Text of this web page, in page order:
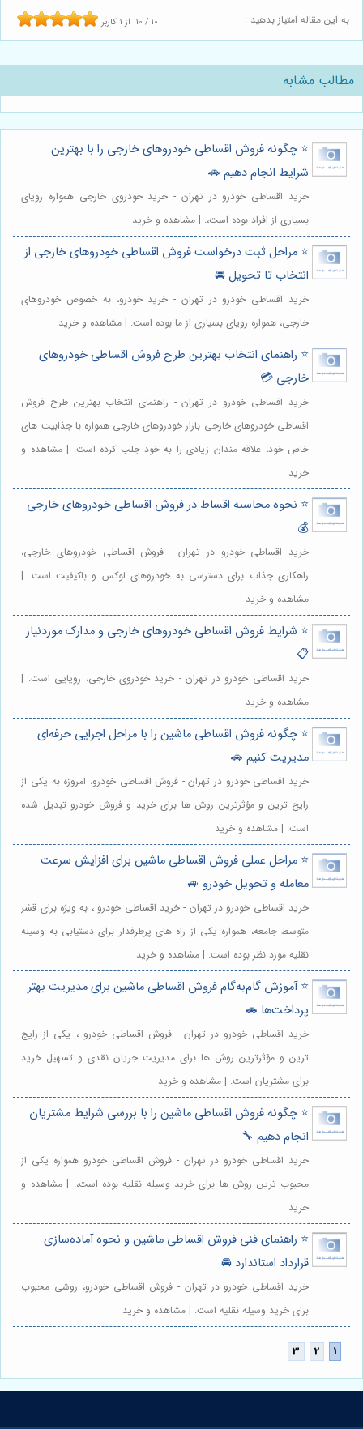
به این مقاله امتیاز بدهید : 10 / 10 از1 کاربر
مطالب مشابه
⭐️ چگونه فروش اقساطی خودروهای خارجی را با بهترین
شرایط انجام دهیم 🚗
خرید اقساطی خودرو در تهران - خرید خودروی خارجی همواره رویای
بسیاری از افراد بوده است،. | مشاهده و خرید
⭐️ مراحل ثبت درخواست فروش اقساطی خودروهای خارجی از
انتخاب تا تحویل 🚘
خرید اقساطی خودرو در تهران - خرید خودرو، به خصوص خودروهای
خارجی، همواره رویای بسیاری از ما بوده است. | مشاهده و خرید
⭐️ راهنمای انتخاب بهترین طرح فروش اقساطی خودروهای
خارجی 💳
خرید اقساطی خودرو در تهران - راهنمای انتخاب بهترین طرح فروش
اقساطی خودروهای خارجی بازار خودروهای خارجی همواره با جذابیت های
خاص خود، علاقه مندان زیادی را به خود جلب کرده است. | مشاهده و
خرید
⭐️ نحوه محاسبه اقساط در فروش اقساطی خودروهای خارجی
💰
خرید اقساطی خودرو در تهران - فروش اقساطی خودروهای خارجی،
راهکاری جذاب برای دسترسی به خودروهای لوکس و باکیفیت است. |
مشاهده و خرید
⭐️ شرایط فروش اقساطی خودروهای خارجی و مدارک موردنیاز
📋
خرید اقساطی خودرو در تهران - خرید خودروی خارجی، رویایی است. |
مشاهده و خرید
⭐️ چگونه فروش اقساطی ماشین را با مراحل اجرایی حرفه‌ای
مدیریت کنیم 🚗
خرید اقساطی خودرو در تهران - فروش اقساطی خودرو، امروزه به یکی از
رایج ترین و مؤثرترین روش ها برای خرید و فروش خودرو تبدیل شده
است. | مشاهده و خرید
⭐️ مراحل عملی فروش اقساطی ماشین برای افزایش سرعت
معامله و تحویل خودرو 🚙
خرید اقساطی خودرو در تهران - خرید اقساطی خودرو ، به ویژه برای قشر
متوسط جامعه، همواره یکی از راه های پرطرفدار برای دستیابی به وسیله
نقلیه مورد نظر بوده است. | مشاهده و خرید
⭐️ آموزش گام‌به‌گام فروش اقساطی ماشین برای مدیریت بهتر
پرداخت‌ها 🚗
خرید اقساطی خودرو در تهران - فروش اقساطی خودرو ، یکی از رایج
ترین و مؤثرترین روش ها برای مدیریت جریان نقدی و تسهیل خرید
برای مشتریان است. | مشاهده و خرید
⭐️ چگونه فروش اقساطی ماشین را با بررسی شرایط مشتریان
انجام دهیم 🔧
خرید اقساطی خودرو در تهران - فروش اقساطی خودرو همواره یکی از
محبوب ترین روش ها برای خرید وسیله نقلیه بوده است،. | مشاهده و
خرید
⭐️ راهنمای فنی فروش اقساطی ماشین و نحوه آماده‌سازی
قرارداد استاندارد 🚘
خرید اقساطی خودرو در تهران - فروش اقساطی خودرو، روشی محبوب
برای خرید وسیله نقلیه است. | مشاهده و خرید